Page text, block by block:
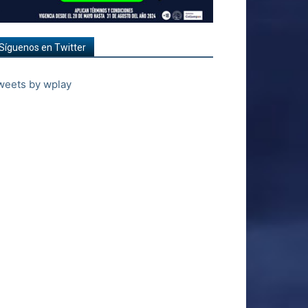
en Twitter
by wplay